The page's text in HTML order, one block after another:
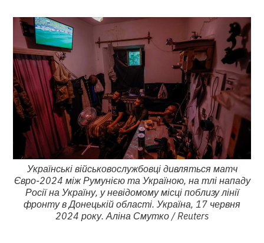
Українські військовослужбовці дивляться матч
Євро-2024 між Румунією та Україною, на тлі нападу
Росії на Україну, у невідомому місці поблизу лінії
фронту в Донецькій області. Україна, 17 червня
2024 року. Аліна Смутко / Reuters